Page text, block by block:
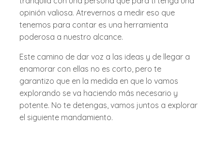
opinión valiosa. Atrevernos a medir eso que
tenemos para contar es una herramienta
poderosa a nuestro alcance.
Este camino de dar voz a las ideas y de llegar a
enamorar con ellas no es corto, pero te
garantizo que en la medida en que lo vamos
explorando se va haciendo más necesario y
potente. No te detengas, vamos juntos a explorar
el siguiente mandamiento.